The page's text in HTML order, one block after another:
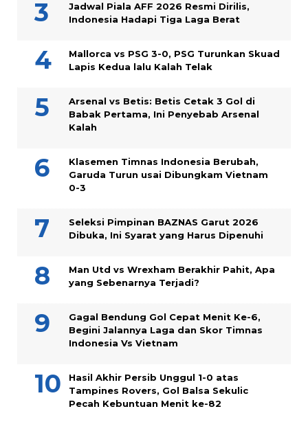
Jadwal Piala AFF 2026 Resmi Dirilis,
Indonesia Hadapi Tiga Laga Berat
Mallorca vs PSG 3-0, PSG Turunkan Skuad
Lapis Kedua lalu Kalah Telak
Arsenal vs Betis: Betis Cetak 3 Gol di
Babak Pertama, Ini Penyebab Arsenal
Kalah
Klasemen Timnas Indonesia Berubah,
Garuda Turun usai Dibungkam Vietnam
0-3
Seleksi Pimpinan BAZNAS Garut 2026
Dibuka, Ini Syarat yang Harus Dipenuhi
Man Utd vs Wrexham Berakhir Pahit, Apa
yang Sebenarnya Terjadi?
Gagal Bendung Gol Cepat Menit Ke-6,
Begini Jalannya Laga dan Skor Timnas
Indonesia Vs Vietnam
Hasil Akhir Persib Unggul 1-0 atas
Tampines Rovers, Gol Balsa Sekulic
Pecah Kebuntuan Menit ke-82